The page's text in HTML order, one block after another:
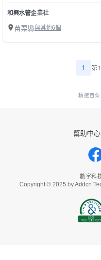
和興水管企業社
苗栗縣與其他6個
1 第
精選苗
幫助中心
數字科
Copyright © 2025 by Addcn